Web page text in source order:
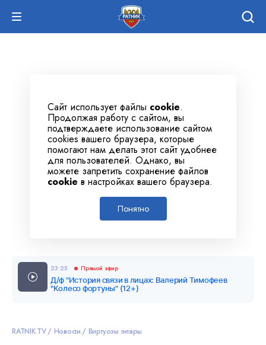
Сайт использует файлы cookie.
Продолжая работу с сайтом, вы
подтверждаете использование сайтом
cookies вашего браузера, которые
помогают нам делать этот сайт удобнее
для пользователей. Однако, вы
можете запретить сохранение файлов
cookie в настройках вашего браузера.
Понятно
23:25 Прямой эфир
Д/ф "История связи в лицах: Валерий Тимофеев
"Колесо фортуны" (12+)
RATNIK.TV Новости Виртуозы гитары